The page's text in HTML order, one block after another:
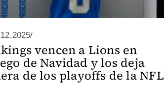
vencen a Lions en
de Navidad y los deja
de los playoffs de la NFL